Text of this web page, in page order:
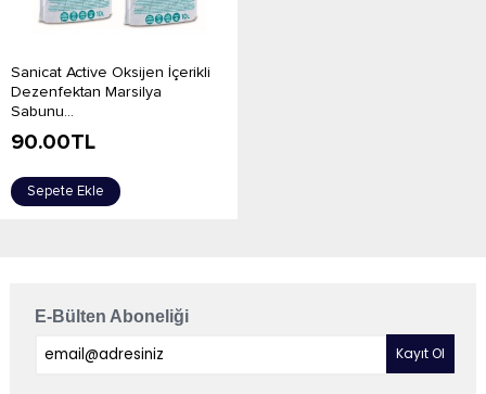
Sanicat Active Oksijen İçerikli
Dezenfektan Marsilya
Sabunu...
90.00TL
Sepete Ekle
E-Bülten Aboneliği